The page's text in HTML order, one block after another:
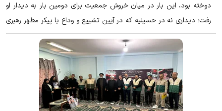
دوخته بود، این بار در میان خروش جمعیت برای دومین بار به دیدار او
رفت؛ دیداری نه در حسینیه که در آیین تشییع و وداع با پیکر مطهر رهبری
که به تعبیر او «آغاز راه» نسلش بود و اکنون در جوار بارگاه منور امام رضا
(ع) آرام گرفته است.